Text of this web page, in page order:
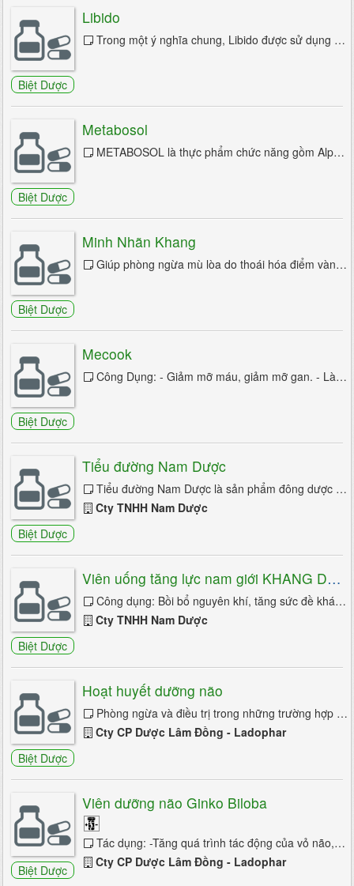
Biệt Dược
Libido
Trong một ý nghĩa chung, Libido được sử dụng để mô tả những mong muốn cơ bản cho quan hệ tình dục. Thuật ngữ này được đặt ra bởi bác ...
Biệt Dược
Metabosol
METABOSOL là thực phẩm chức năng gồm Alpha lipoic acid và 7 loại thảo dược quý, có khả năng phục hồi GLUT4- là kênh vận chuyển glucose trên màng ...
Biệt Dược
Minh Nhãn Khang
Giúp phòng ngừa mù lòa do thoái hóa điểm vàng và đục thủy tinh thể. Tăng cường thị lực và hỗ trợ điều trị thoái hóa điểm vàng, đục ...
Biệt Dược
Mecook
Công Dụng: - Giảm mỡ máu, giảm mỡ gan. - Làm chậm quá trình vữa xơ động mạch. - Hạ cholesterol. Đối tượng dùng:...
Biệt Dược
Tiểu đường Nam Dược
Tiểu đường Nam Dược là sản phẩm đông dược giúp tăng cường khả năng hạ đường huyết và ổn định đường huyết khi kết ...
Cty TNHH Nam Dược
Biệt Dược
Viên uống tăng lực nam giới KHANG DƯỢC
Công dụng: Bồi bổ nguyên khí, tăng sức đề kháng của cơ thể. Tăng cường sinh lực cho hoạt động thể lực và trí óc, giảm mệt mỏi căng ...
Cty TNHH Nam Dược
Biệt Dược
Hoạt huyết dưỡng não
Phòng ngừa và điều trị trong những trường hợp sau: Thiểu năng tưần hoàn não, mạch vành, hội chứng rối loạn tiền đình Người suy giảm ...
Cty CP Dược Lâm Đồng - Ladophar
Biệt Dược
Viên dưỡng não Ginko Biloba
Tác dụng: -Tăng quá trình tác động của vỏ não, tăng trí nhớ và độ minh mẫn. -Tăng lượng Dopamin não có tác dụng kháng M.A.O nên khi dùng ...
Cty CP Dược Lâm Đồng - Ladophar